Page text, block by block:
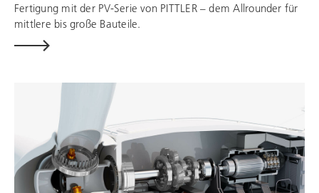
Fertigung mit der PV-Serie von PITTLER – dem Allrounder für
mittlere bis große Bauteile.